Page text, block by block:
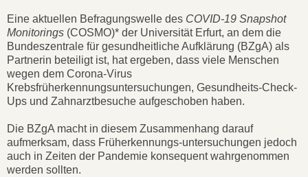
Eine aktuellen Befragungswelle des COVID-19 Snapshot
Monitorings (COSMO)* der Universität Erfurt, an dem die
Bundeszentrale für gesundheitliche Aufklärung (BZgA) als
Partnerin beteiligt ist, hat ergeben, dass viele Menschen
wegen dem Corona-Virus
Krebsfrüherkennungsuntersuchungen, Gesundheits-Check-
Ups und Zahnarztbesuche aufgeschoben haben.
Die BZgA macht in diesem Zusammenhang darauf
aufmerksam, dass Früherkennungs-untersuchungen jedoch
auch in Zeiten der Pandemie konsequent wahrgenommen
werden sollten.